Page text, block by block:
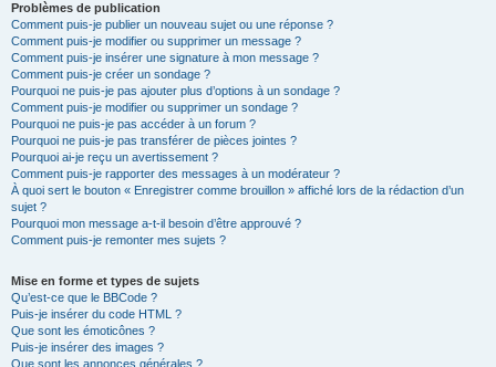
Problèmes de publication
Comment puis-je publier un nouveau sujet ou une réponse ?
Comment puis-je modifier ou supprimer un message ?
Comment puis-je insérer une signature à mon message ?
Comment puis-je créer un sondage ?
Pourquoi ne puis-je pas ajouter plus d’options à un sondage ?
Comment puis-je modifier ou supprimer un sondage ?
Pourquoi ne puis-je pas accéder à un forum ?
Pourquoi ne puis-je pas transférer de pièces jointes ?
Pourquoi ai-je reçu un avertissement ?
Comment puis-je rapporter des messages à un modérateur ?
À quoi sert le bouton « Enregistrer comme brouillon » affiché lors de la rédaction d’un
sujet ?
Pourquoi mon message a-t-il besoin d’être approuvé ?
Comment puis-je remonter mes sujets ?
Mise en forme et types de sujets
Qu’est-ce que le BBCode ?
Puis-je insérer du code HTML ?
Que sont les émoticônes ?
Puis-je insérer des images ?
Que sont les annonces générales ?